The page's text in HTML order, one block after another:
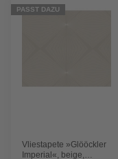
PASST DAZU
Vliestapete »Glööckler
Imperial«, beige,